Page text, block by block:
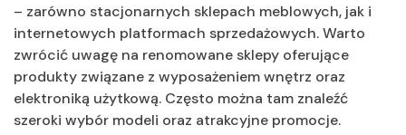
– zarówno stacjonarnych sklepach meblowych, jak i
internetowych platformach sprzedażowych. Warto
zwrócić uwagę na renomowane sklepy oferujące
produkty związane z wyposażeniem wnętrz oraz
elektroniką użytkową. Często można tam znaleźć
szeroki wybór modeli oraz atrakcyjne promocje.